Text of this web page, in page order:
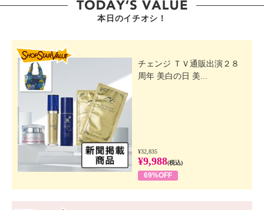
本日のイチオシ！
チェンジ ＴＶ通販出演２８
周年 美白の日 美...
¥32,835
¥9,988(税込)
69%OFF